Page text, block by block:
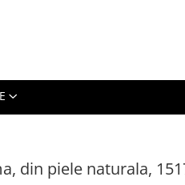
din piele naturala,